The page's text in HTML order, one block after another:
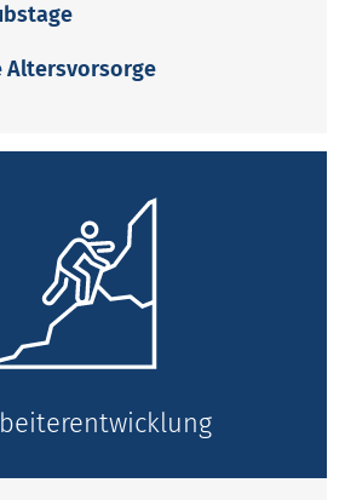
Altersvorsorge